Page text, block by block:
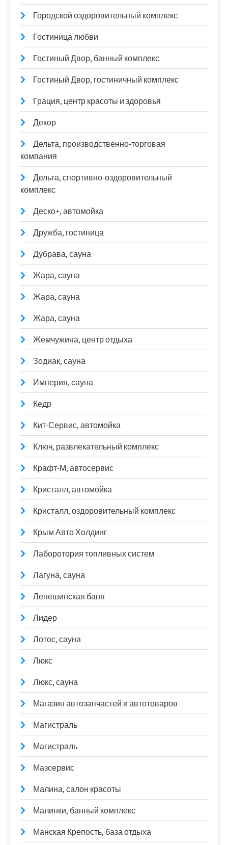
Городской оздоровительный комплекс
Гостиница любви
Гостиный Двор, банный комплекс
Гостиный Двор, гостиничный комплекс
Грация, центр красоты и здоровья
Декор
Дельта, производственно-торговая
компания
Дельта, спортивно-оздоровительный
комплекс
Деско+, автомойка
Дружба, гостиница
Дубрава, сауна
Жара, сауна
Жара, сауна
Жара, сауна
Жемчужина, центр отдыха
Зодиак, сауна
Империя, сауна
Кедр
Кит-Сервис, автомойка
Ключ, развлекательный комплекс
Крафт-М, автосервис
Кристалл, автомойка
Кристалл, оздоровительный комплекс
Крым Авто Холдинг
Лаборотория топливных систем
Лагуна, сауна
Лепешинская баня
Лидер
Лотос, сауна
Люкс
Люкс, сауна
Магазин автозапчастей и автотоваров
Магистраль
Магистраль
Мазсервис
Малина, салон красоты
Малинки, банный комплекс
Манская Крепость, база отдыха